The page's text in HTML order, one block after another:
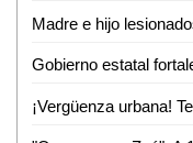
Madre e hijo